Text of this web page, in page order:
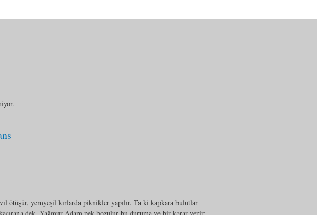
ötüşür, yemyeşil kırlarda piknikler yapılır. Ta ki kapkara bulutlar